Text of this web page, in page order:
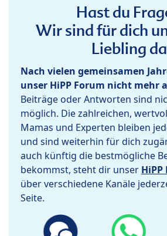
Hast du
Wir sind für dich
Liebling
Nach vielen gemeinsamen
unser HiPP Forum nicht mehr
Beiträge oder Antworten sind
möglich. Die zahlreichen,
Mamas und Experten bleiben
und sind weiterhin für dich
auch künftig die bestmögliche
bekommst, steht dir unser
über verschiedene Kanäle
Seite.